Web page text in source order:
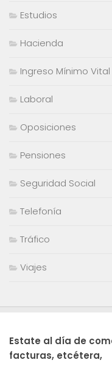
Estudios
Hacienda
Ingreso Mínimo Vital
Laboral
Oposiciones
Pensiones
Seguridad Social
Telefonía
Tráfico
Viajes
Estate al día de
facturas, etcétera,